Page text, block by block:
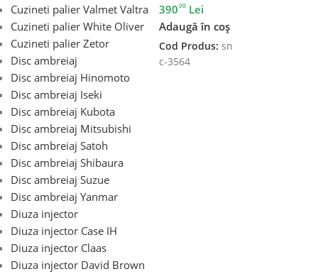
Cuzineti palier Valmet Valtra
Cuzineti palier White Oliver
Cuzineti palier Zetor
Disc ambreiaj
Disc ambreiaj Hinomoto
Disc ambreiaj Iseki
Disc ambreiaj Kubota
Disc ambreiaj Mitsubishi
Disc ambreiaj Satoh
Disc ambreiaj Shibaura
Disc ambreiaj Suzue
Disc ambreiaj Yanmar
Diuza injector
Diuza injector Case IH
Diuza injector Claas
Diuza injector David Brown
39000 Lei
Adaugă în coș
Cod Produs: sn
c-3564